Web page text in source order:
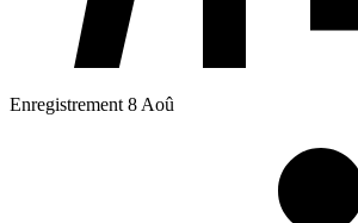
Enregistrement 8 Aoû